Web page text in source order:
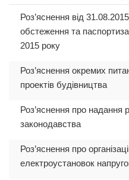
Роз’яснення від
обстеження та
2015 року
Роз’яснення окремих
проектів будівництва
Роз’яснення про надання
законодавства
Роз’яснення про
електроустановок